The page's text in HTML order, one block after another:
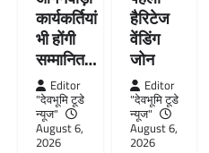
कार्यकर्तियां
भी होंगी
सम्मानित…
Editor
"देवभूमि टूडे
न्यूज"
August 6,
2026
हैरिटेज
वेंडिंग
जोन
Editor
"देवभूमि टूडे
न्यूज"
August 6,
2026